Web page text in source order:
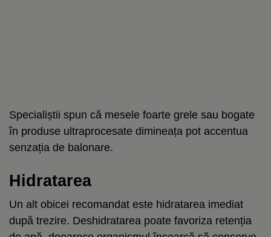
Specialiștii spun că mesele foarte grele sau bogate
în produse ultraprocesate dimineața pot accentua
senzația de balonare.
Hidratarea
Un alt obicei recomandat este hidratarea imediat
după trezire. Deshidratarea poate favoriza retenția